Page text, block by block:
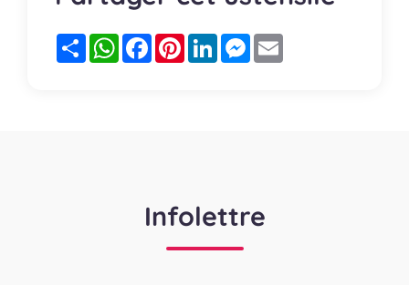
PartagerWhatsApp
FacebookPinterestLinkedInMessenger
Infolettre